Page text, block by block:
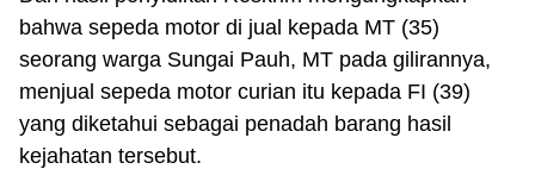
bahwa sepeda motor di jual kepada MT (35)
seorang warga Sungai Pauh, MT pada gilirannya,
menjual sepeda motor curian itu kepada FI (39)
yang diketahui sebagai penadah barang hasil
kejahatan tersebut.